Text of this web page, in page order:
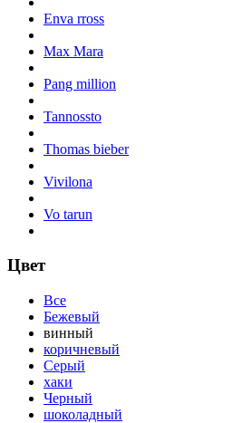
Enva rross
Max Mara
Pang million
Tannossto
Thomas bieber
Vivilona
Vo tarun
Цвет
Все
Бежевый
винный
коричневый
Серый
хаки
Черный
шоколадный